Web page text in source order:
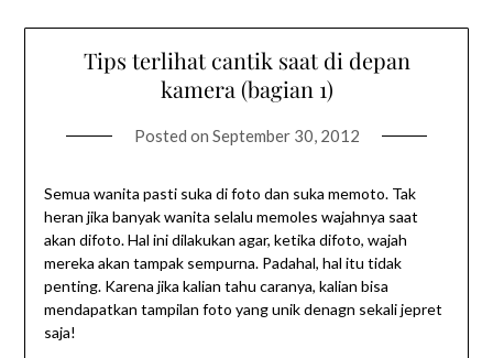
Tips terlihat cantik saat di depan
kamera (bagian 1)
Posted on September 30, 2012
Semua wanita pasti suka di foto dan suka memoto. Tak
heran jika banyak wanita selalu memoles wajahnya saat
akan difoto. Hal ini dilakukan agar, ketika difoto, wajah
mereka akan tampak sempurna. Padahal, hal itu tidak
penting. Karena jika kalian tahu caranya, kalian bisa
mendapatkan tampilan foto yang unik denagn sekali jepret
saja!